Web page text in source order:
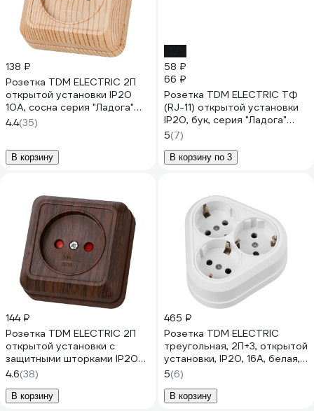
138 ₽
Розетка TDM ELECTRIC 2П
открытой установки IP20
10А, сосна серия "Ладога"
SQ1801-0049
4.4(35)
В корзину
58 ₽
66 ₽
Розетка TDM ELECTRIC TФ
(RJ-11) открытой установки
IP20, бук, серия "Ладога"
SQ1801-0041
5(7)
В корзину по 3
144 ₽
Розетка TDM ELECTRIC 2П
открытой установки с
защитными шторками IP20
10А, бук, серия "Ладога"
SQ1801-0037
4.6(38)
В корзину
465 ₽
Розетка TDM ELECTRIC
треугольная, 2П+3, открытой
установки, IP20, 16A, белая,
Ладога SQ1801-0138
5(6)
В корзину